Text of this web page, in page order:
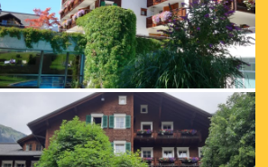
von Bettina, August 2016